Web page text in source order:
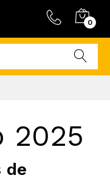
0
2025
de